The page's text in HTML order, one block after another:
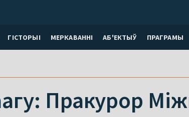
ГІСТОРЫІ МЕРКАВАННI АБ'ЕКТЫЎ ПРАГРАМЫ
Пракурор